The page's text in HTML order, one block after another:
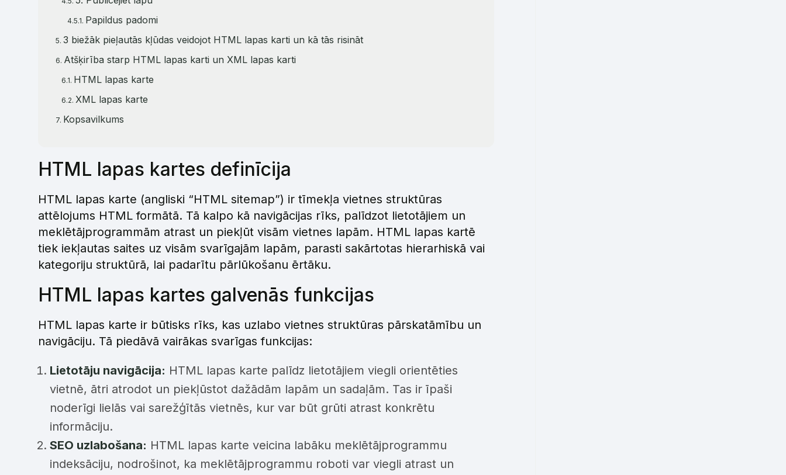
Papildus padomi
3 biežāk pieļautās kļūdas veidojot HTML lapas karti un kā tās risināt
Atšķirība starp HTML lapas karti un XML lapas karti
HTML lapas karte
XML lapas karte
Kopsavilkums
HTML lapas kartes definīcija
HTML lapas karte (angliski “HTML sitemap”) ir tīmekļa vietnes struktūras
attēlojums HTML formātā. Tā kalpo kā navigācijas rīks, palīdzot lietotājiem un
meklētājprogrammām atrast un piekļūt visām vietnes lapām. HTML lapas kartē
tiek iekļautas saites uz visām svarīgajām lapām, parasti sakārtotas hierarhiskā vai
kategoriju struktūrā, lai padarītu pārlūkošanu ērtāku.
HTML lapas kartes galvenās funkcijas
HTML lapas karte ir būtisks rīks, kas uzlabo vietnes struktūras pārskatāmību un
navigāciju. Tā piedāvā vairākas svarīgas funkcijas:
Lietotāju navigācija: HTML lapas karte palīdz lietotājiem viegli orientēties
vietnē, ātri atrodot un piekļūstot dažādām lapām un sadaļām. Tas ir īpaši
noderīgi lielās vai sarežģītās vietnēs, kur var būt grūti atrast konkrētu
informāciju.
SEO uzlabošana: HTML lapas karte veicina labāku meklētājprogrammu
indeksāciju, nodrošinot, ka meklētājprogrammu roboti var viegli atrast un